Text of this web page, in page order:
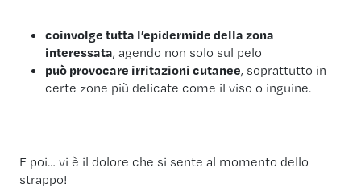
coinvolge tutta l’epidermide della zona
interessata, agendo non solo sul pelo
può provocare irritazioni cutanee, soprattutto in
certe zone più delicate come il viso o inguine.
E poi… vi è il dolore che si sente al momento dello
strappo!